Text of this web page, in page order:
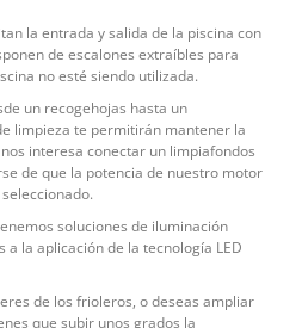
la entrada y salida de la piscina con
de escalones extraíbles para
no esté siendo utilizada.
un recogehojas hasta un
limpieza te permitirán mantener la
interesa conectar un limpiafondos
de que la potencia de nuestro motor
soluciones de iluminación
la aplicación de la tecnología LED
eres de los frioleros, o deseas ampliar
que subir unos grados la